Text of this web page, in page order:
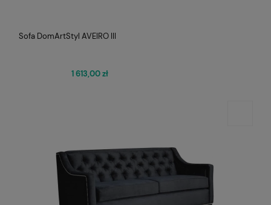
Sofa DomArtStyl AVEIRO III
1 613,00 zł